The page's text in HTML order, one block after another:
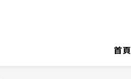
首頁